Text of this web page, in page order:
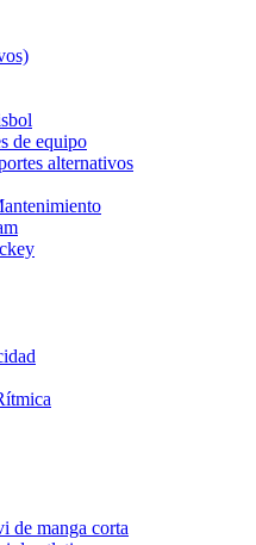
de equipo
alternativos
de manga corta